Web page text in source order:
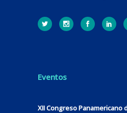
Eventos
XII Congreso Panamericano